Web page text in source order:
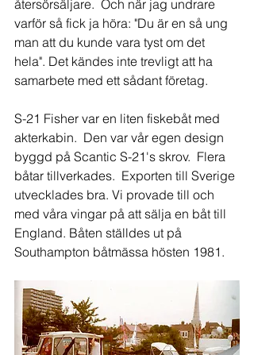
återsörsäljare.  Och när jag undrare
varför så fick ja höra: "Du är en så ung
man att du kunde vara tyst om det
hela". Det kändes inte trevligt att ha
samarbete med ett sådant företag.
S-21 Fisher var en liten fiskebåt med
akterkabin.  Den var vår egen design
byggd på Scantic S-21's skrov.  Flera
båtar tillverkades.  Exporten till Sverige
utvecklades bra. Vi provade till och
med våra vingar på att sälja en båt till
England. Båten ställdes ut på
Southampton båtmässa hösten 1981.